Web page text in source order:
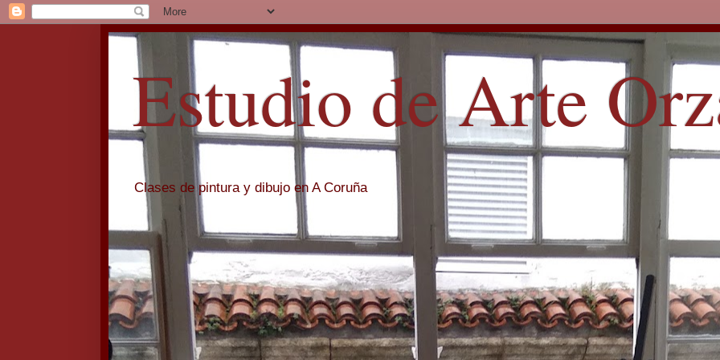
Estudio de Arte
Clases de pintura y dibujo en A Coruña